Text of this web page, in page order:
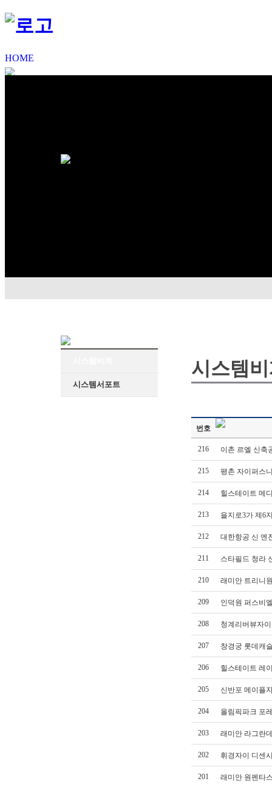
HOME
시스템서포트
시스템
번호
216 이촌 르엘 신축
215 평촌 자이퍼스
214 힐스테이트 메
213 을지로3가 제6
212 대한항공 신 엔
211 스타필드 청라
210 래미안 트리니
209 인덕원 퍼스비
208 청계리버뷰자
207 창경궁 롯데캐
206 힐스테이트 레
205 신반포 메이플
204 올림픽파크 포
203 래미안 라그란
202 휘경자이 디센
201 래미안 원펜타